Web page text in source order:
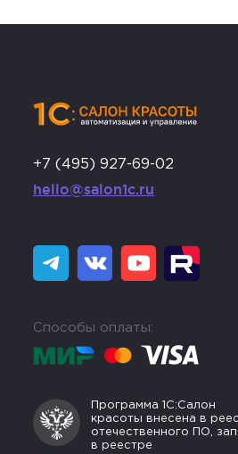
+7 (495) 927-69-02
hello@salon1c.ru
Способы оплаты:
Программа 1С:Салон
красоты внесена в
отечественного ПО,
в реестре